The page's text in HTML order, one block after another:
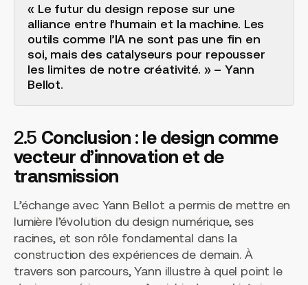
« Le futur du design repose sur une
alliance entre l’humain et la machine. Les
outils comme l’IA ne sont pas une fin en
soi, mais des catalyseurs pour repousser
les limites de notre créativité. » – Yann
Bellot.
2.5 Conclusion : le design comme
vecteur d’innovation et de
transmission
L’échange avec Yann Bellot a permis de mettre en
lumière l’évolution du design numérique, ses
racines, et son rôle fondamental dans la
construction des expériences de demain. À
travers son parcours, Yann illustre à quel point le